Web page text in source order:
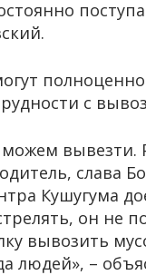
с
слава
Кушугума
он не
вывозить
людей», –